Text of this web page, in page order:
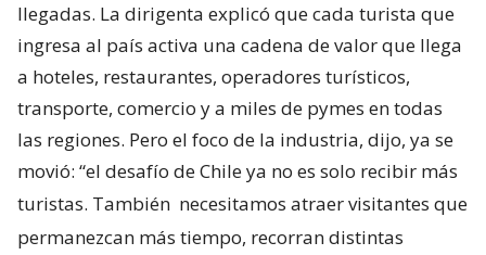
llegadas. La dirigenta explicó que cada turista que
ingresa al país activa una cadena de valor que llega
a hoteles, restaurantes, operadores turísticos,
transporte, comercio y a miles de pymes en todas
las regiones. Pero el foco de la industria, dijo, ya se
movió: “el desafío de Chile ya no es solo recibir más
turistas. También necesitamos atraer visitantes que
permanezcan más tiempo, recorran distintas